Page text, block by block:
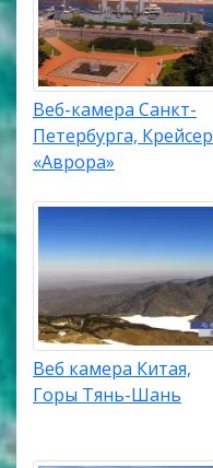
Веб-камера Санкт-
Петербурга, Крейсер
«Аврора»
Веб камера Китая,
Горы Тянь-Шань